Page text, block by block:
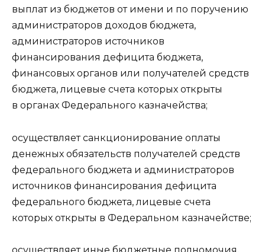
выплат из бюджетов от имени и по поручению
администраторов доходов бюджета,
администраторов источников
финансирования дефицита бюджета,
финансовых органов или получателей средств
бюджета, лицевые счета которых открыты
в органах Федерального казначейства;
осуществляет санкционирование оплаты
денежных обязательств получателей средств
федерального бюджета и администраторов
источников финансирования дефицита
федерального бюджета, лицевые счета
которых открыты в Федеральном казначействе;